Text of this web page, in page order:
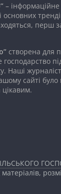
–
основних
перш
створена для
господарство
Наші
сайті
матеріалів,